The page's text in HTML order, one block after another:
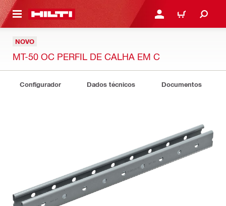
CONTENT ENTRAR OU REGISTAR
CARRINHO
NOVO
MT-50 OC PERFIL DE CALHA EM C
Configurador Dados técnicos Documentos